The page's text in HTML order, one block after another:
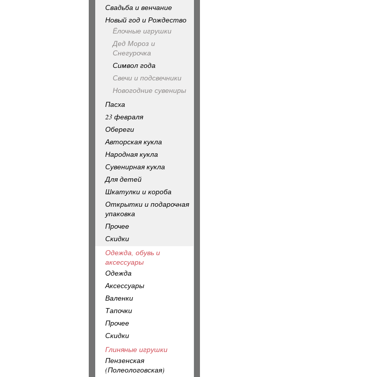
Свадьба и венчание
Новый год и Рождество
Ёлочные игрушки
Дед Мороз и
Снегурочка
Символ года
Свечи и подсвечники
Новогодние сувениры
Пасха
23 февраля
Обереги
Авторская кукла
Народная кукла
Сувенирная кукла
Для детей
Шкатулки и короба
Открытки и подарочная
упаковка
Прочее
Скидки
Одежда, обувь и
аксессуары
Одежда
Аксессуары
Валенки
Тапочки
Прочее
Скидки
Глиняные игрушки
Пензенская
(Полеологовская)